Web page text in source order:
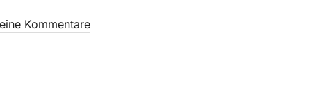
Kommentare